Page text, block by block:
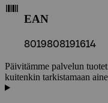
EAN
8019808191614
Päivitämme palvelun
kuitenkin tarkistamaan